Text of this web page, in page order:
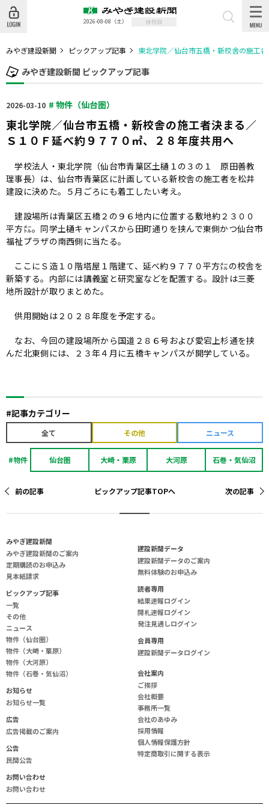
2026-08-08 （土） 休刊日
みやぎ建設新聞 ピックアップ記事 東北学院／仙台市五橋・新校舎の施工
みやぎ建設新聞 ピックアップ記事
2026-03-10 # 物件（仙台圏）
東北学院／仙台市五橋・新校舎の施工者決まる／
Ｓ１０Ｆ延べ約９７７０㎡、２８年度共用へ
学校法人・東北学院（仙台市青葉区土樋１の３の１ 原田善教
理事長）は、仙台市青葉区に計画している新校舎の施工者を松井
建設に決めた。５月ごろにも着工したい考え。
建設場所は青葉区五橋２の９６地内に位置する敷地約２３００
平方㍍。同学土樋キャンパスから田町通りを挟んで東側かつ仙台市
福祉プラザの南西側に当たる。
ここにＳ造１０階塔屋１階建て、延べ約９７７０平方㍍の校舎を
新築する。内部には講義室と研究室などを配置する。設計は三菱
地所設計が取りまとめた。
供用開始は２０２８年度を予定する。
なお、今回の建設場所から国道２８６号および愛宕上杉通を挟
んだ北東側には、２３年４月に五橋キャンパスが開学している。
#記事カテゴリー
全て その他 ニュース
#物件 仙台圏 大崎・栗原 大河原 石巻・気仙沼
前の記事 ピックアップ記事TOPへ 次の記事
みやぎ建設新聞
みやぎ建設新聞のご案内
定期購読のお申込み
見本紙請求
ピックアップ記事
一覧
その他
ニュース
物件（仙台圏）
物件（大崎・栗原）
物件（大河原）
物件（石巻・気仙沼）
お知らせ
お知らせ一覧
広告
広告掲載のご案内
公告
民間公告
お問い合わせ
お問い合わせ
建設新聞データ
建設新聞データのご案内
無料体験のお申込み
読者専用
結果速報ログイン
開札速報ログイン
発注見通しログイン
会員専用
建設新聞データログイン
会社案内
ご挨拶
会社概要
事務所一覧
会社のあゆみ
採用情報
個人情報保護方針
特定商取引に関する表示